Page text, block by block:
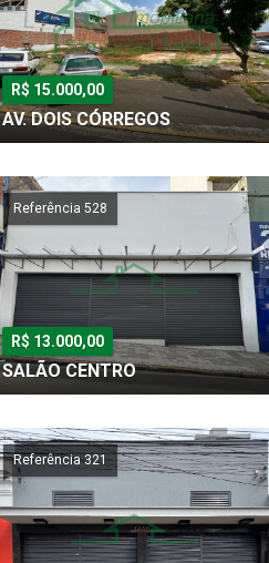
R$ 15.000,00
AV. DOIS CÓRREGOS
Referência 528
R$ 13.000,00
SALÃO CENTRO
Referência 321